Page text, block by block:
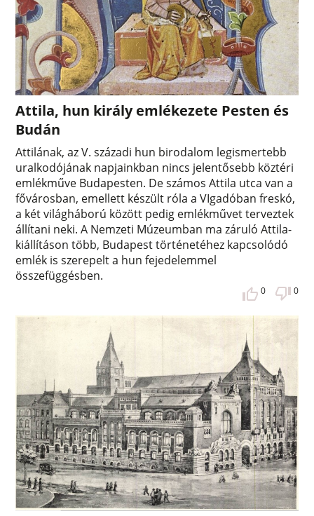
Attila, hun király emlékezete Pesten és
Budán
Attilának, az V. századi hun birodalom legismertebb
uralkodójának napjainkban nincs jelentősebb köztéri
emlékműve Budapesten. De számos Attila utca van a
fővárosban, emellett készült róla a VIgadóban freskó,
a két világháború között pedig emlékművet terveztek
állítani neki. A Nemzeti Múzeumban ma záruló Attila-
kiállításon több, Budapest történetéhez kapcsolódó
emlék is szerepelt a hun fejedelemmel
összefüggésben.
0 0